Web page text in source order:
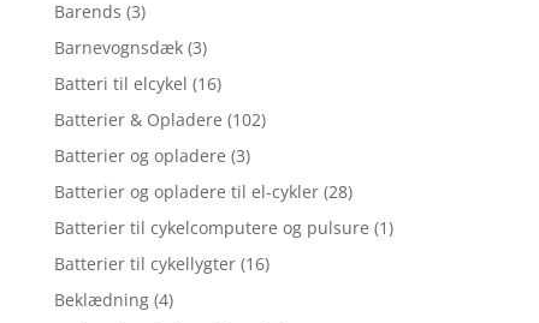
Barends (3)
Barnevognsdæk (3)
Batteri til elcykel (16)
Batterier & Opladere (102)
Batterier og opladere (3)
Batterier og opladere til el-cykler (28)
Batterier til cykelcomputere og pulsure (1)
Batterier til cykellygter (16)
Beklædning (4)